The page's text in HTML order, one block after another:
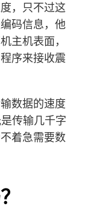
，只不过这
码信息，他
主机表面，
序来接收震
数据的速度
传输几千字
着急需要数